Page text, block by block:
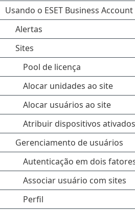
Usando o ESET Business Account
Alertas
Sites
Pool de licença
Alocar unidades ao site
Alocar usuários ao site
Atribuir dispositivos
Gerenciamento de usuários
Autenticação em dois
Associar usuário com sites
Perfil